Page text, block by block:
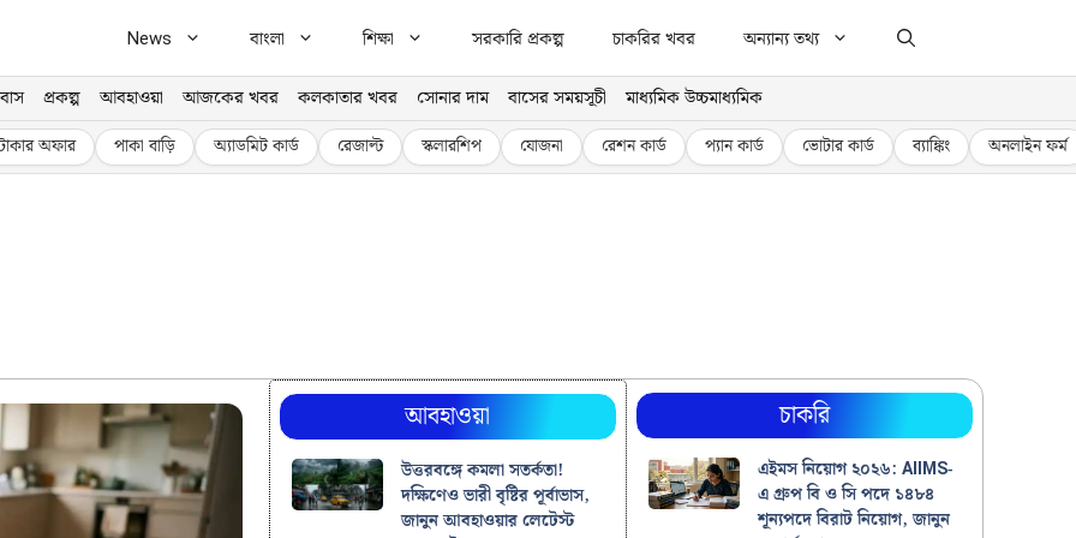
News বাংলা শিক্ষা সরকারি প্রকল্প চাকরির খবর অন্যান্য তথ্য
প্রকল্প আবহাওয়া আজকের খবর কলকাতার খবর সোনার দাম বাসের সময়সূচী মাধ্যমিক উচ্চমাধ্যমিক
অফার পাকা বাড়ি অ্যাডমিট কার্ড রেজাল্ট স্কলারশিপ যোজনা রেশন কার্ড প্যান কার্ড ভোটার কার্ড ব্যাঙ্কিং অনলাইন ফর্ম
আবহাওয়া
উত্তরবঙ্গে কমলা সতর্কতা!
দক্ষিণেও ভারী বৃষ্টির পূর্বাভাস,
জানুন আবহাওয়ার লেটেস্ট
চাকরি
এইমস নিয়োগ ২০২৬: AIIMS-
এ গ্রুপ বি ও সি পদে ১৪৮৪
শূন্যপদে বিরাট নিয়োগ, জানুন